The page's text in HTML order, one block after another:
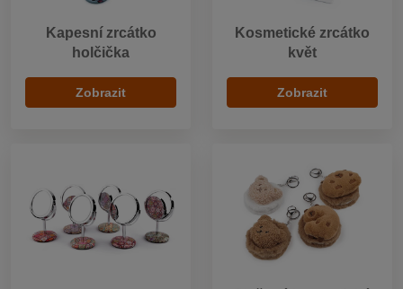
Kapesní zrcátko
holčička
Zobrazit
Kosmetické zrcátko
květ
Zobrazit